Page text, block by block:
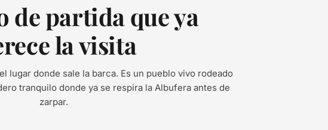
de partida que ya
la visita
lugar donde sale la barca. Es un pueblo vivo rodeado
tranquilo donde ya se respira la Albufera antes de
zarpar.